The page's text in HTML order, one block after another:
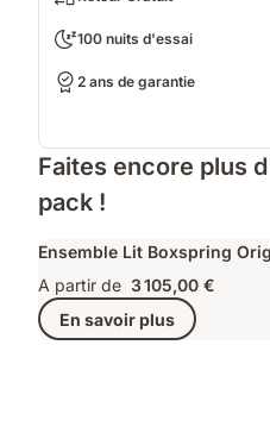
100 nuits d'essai
2 ans de garantie
Faites encore plus
pack !
Ensemble Lit Boxspring
A partir de 3 105,00 €
En savoir plus